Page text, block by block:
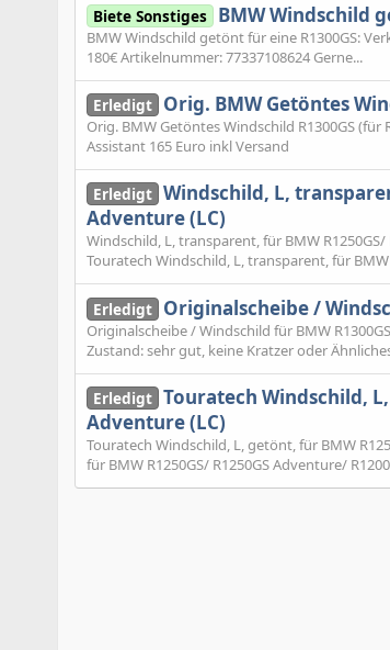
Biete Sonstiges BMW Windschild
BMW Windschild getönt für eine R1300GS:
180€ Artikelnummer: 77337108624 Gerne...
Erledigt Orig. BMW Getöntes
Orig. BMW Getöntes Windschild R1300GS
Assistant 165 Euro inkl Versand
Erledigt Windschild, L,
Adventure (LC)
Windschild, L, transparent, für BMW
Touratech Windschild, L, transparent, für BMW
Erledigt Originalscheibe /
Originalscheibe / Windschild für BMW
Zustand: sehr gut, keine Kratzer oder
Erledigt Touratech Windschild, L,
Adventure (LC)
Touratech Windschild, L, getönt, für BMW
für BMW R1250GS/ R1250GS Adventure/